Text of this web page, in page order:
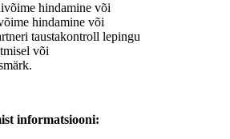
hindamine või
hindamine või
taustakontroll lepingu
või
informatsiooni: